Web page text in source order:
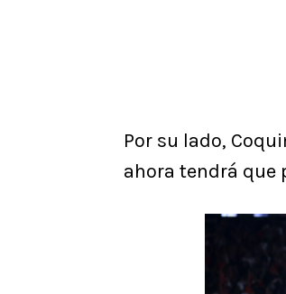
Por su lado,
ahora tendrá que